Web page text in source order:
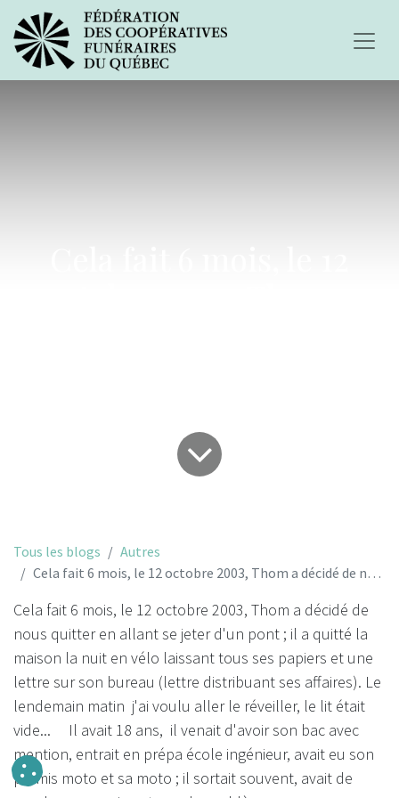
Tous les blogs
Autres
Cela fait 6 mois, le 12 octobre 2003, Thom a décidé de nous quitter...
Cela fait 6 mois, le 12 octobre 2003, Thom a décidé de
nous quitter en allant se jeter d'un pont ; il a quitté la
maison la nuit en vélo laissant tous ses papiers et une
lettre sur son bureau (lettre distribuant ses affaires). Le
lendemain matin j'ai voulu aller le réveiller, le lit était
vide... Il avait 18 ans, il venait d'avoir son bac avec
mention, entrait en prépa école ingénieur, avait eu son
permis moto et sa moto ; il sortait souvent, avait de